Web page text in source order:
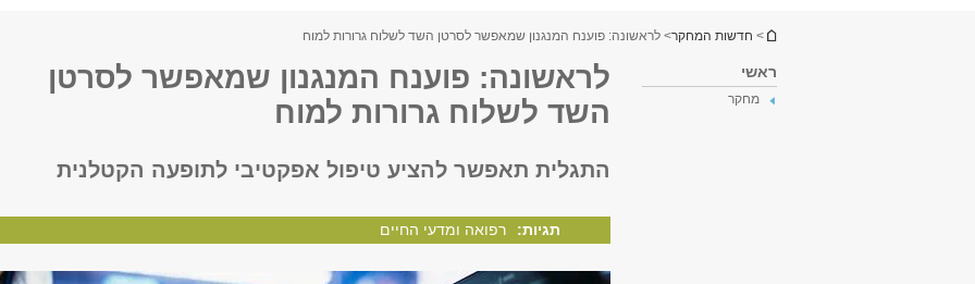
הינך נמצא כאן
> חדשות המחקר> לראשונה: פוענח המנגנון שמאפשר לסרטן השד לשלוח גרורות למוח
ראשי
מחקר
לראשונה: פוענח המנגנון שמאפשר לסרטן
השד לשלוח גרורות למוח
התגלית תאפשר להציע טיפול אפקטיבי לתופעה הקטלנית
תגיות: רפואה ומדעי החיים